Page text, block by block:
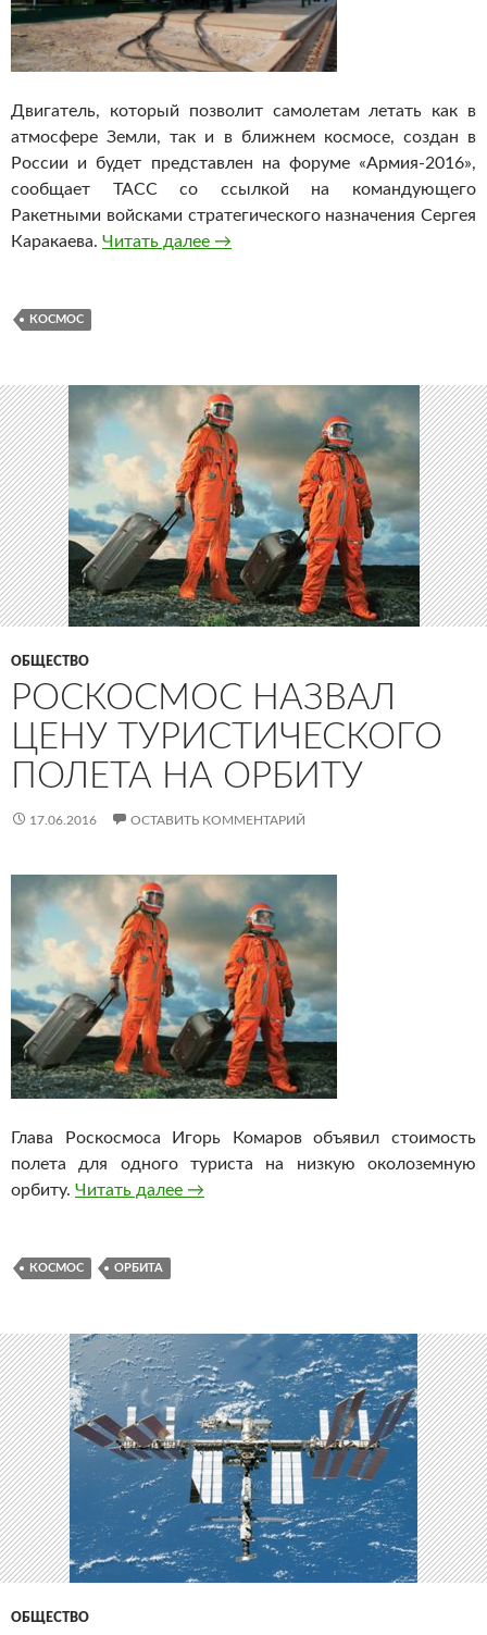
Двигатель, который позволит самолетам летать как в
атмосфере Земли, так и в ближнем космосе, создан в
России и будет представлен на форуме «Армия-2016»,
сообщает ТАСС со ссылкой на командующего
Ракетными войсками стратегического назначения Сергея
Каракаева. Читать далее Авиадвигатель для полетов в
→
КОСМОС
ОБЩЕСТВО
РОСКОСМОС НАЗВАЛ
ЦЕНУ ТУРИСТИЧЕСКОГО
ПОЛЕТА НА ОРБИТУ
17.06.2016 ОСТАВИТЬ КОММЕНТАРИЙ
Глава Роскосмоса Игорь Комаров объявил стоимость
полета для одного туриста на низкую околоземную
орбиту. Читать далее Роскосмос назвал цену
→
КОСМОС ОРБИТА
ОБЩЕСТВО